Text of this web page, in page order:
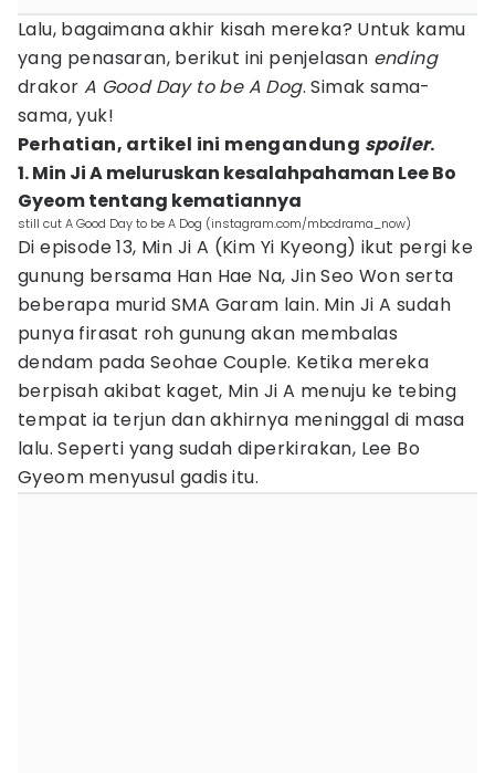
Lalu, bagaimana akhir kisah mereka? Untuk kamu
yang penasaran, berikut ini penjelasan ending
drakor A Good Day to be A Dog. Simak sama-
sama, yuk!
Perhatian, artikel ini mengandung spoiler.
1. Min Ji A meluruskan kesalahpahaman Lee Bo
Gyeom tentang kematiannya
still cut A Good Day to be A Dog (instagram.com/mbcdrama_now)
Di episode 13, Min Ji A (Kim Yi Kyeong) ikut pergi ke
gunung bersama Han Hae Na, Jin Seo Won serta
beberapa murid SMA Garam lain. Min Ji A sudah
punya firasat roh gunung akan membalas
dendam pada Seohae Couple. Ketika mereka
berpisah akibat kaget, Min Ji A menuju ke tebing
tempat ia terjun dan akhirnya meninggal di masa
lalu. Seperti yang sudah diperkirakan, Lee Bo
Gyeom menyusul gadis itu.